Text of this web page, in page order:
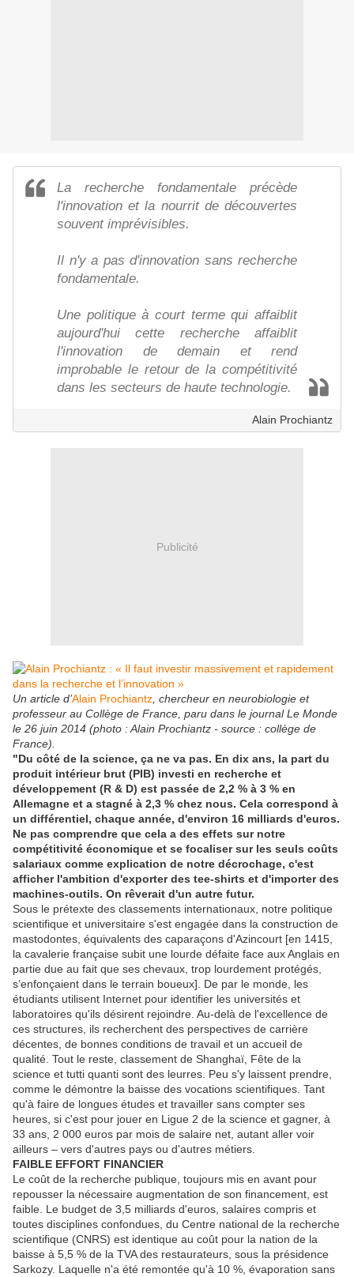
La recherche fondamentale précède
l'innovation et la nourrit de découvertes
souvent imprévisibles.
Il n'y a pas d'innovation sans recherche
fondamentale.
Une politique à court terme qui affaiblit
aujourd'hui cette recherche affaiblit
l'innovation de demain et rend
improbable le retour de la compétitivité
dans les secteurs de haute technologie.
Alain Prochiantz
Publicité
Un article d’Alain Prochiantz , chercheur en neurobiologie et
professeur au Collège de France, paru dans le journal Le Monde
le 26 juin 2014 (photo : Alain Prochiantz - source : collège de
France).
"Du côté de la science, ça ne va pas. En dix ans, la part du
produit intérieur brut (PIB) investi en recherche et
développement (R & D) est passée de 2,2 % à 3 % en
Allemagne et a stagné à 2,3 % chez nous. Cela correspond à
un différentiel, chaque année, d'environ 16 milliards d'euros.
Ne pas comprendre que cela a des effets sur notre
compétitivité économique et se focaliser sur les seuls coûts
salariaux comme explication de notre décrochage, c'est
afficher l'ambition d'exporter des tee-shirts et d'importer des
machines-outils. On rêverait d'un autre futur.
Sous le prétexte des classements internationaux, notre politique
scientifique et universitaire s'est engagée dans la construction de
mastodontes, équivalents des caparaçons d'Azincourt [en 1415,
la cavalerie française subit une lourde défaite face aux Anglais en
partie due au fait que ses chevaux, trop lourdement protégés,
s’enfonçaient dans le terrain boueux]. De par le monde, les
étudiants utilisent Internet pour identifier les universités et
laboratoires qu'ils désirent rejoindre. Au-delà de l'excellence de
ces structures, ils recherchent des perspectives de carrière
décentes, de bonnes conditions de travail et un accueil de
qualité. Tout le reste, classement de Shanghaï, Fête de la
science et tutti quanti sont des leurres. Peu s'y laissent prendre,
comme le démontre la baisse des vocations scientifiques. Tant
qu'à faire de longues études et travailler sans compter ses
heures, si c'est pour jouer en Ligue 2 de la science et gagner, à
33 ans, 2 000 euros par mois de salaire net, autant aller voir
ailleurs – vers d'autres pays ou d'autres métiers.
FAIBLE EFFORT FINANCIER
Le coût de la recherche publique, toujours mis en avant pour
repousser la nécessaire augmentation de son financement, est
faible. Le budget de 3,5 milliards d'euros, salaires compris et
toutes disciplines confondues, du Centre national de la recherche
scientifique (CNRS) est identique au coût pour la nation de la
baisse à 5,5 % de la TVA des restaurateurs, sous la présidence
Sarkozy. Laquelle n'a été remontée qu'à 10 %, évaporation sans